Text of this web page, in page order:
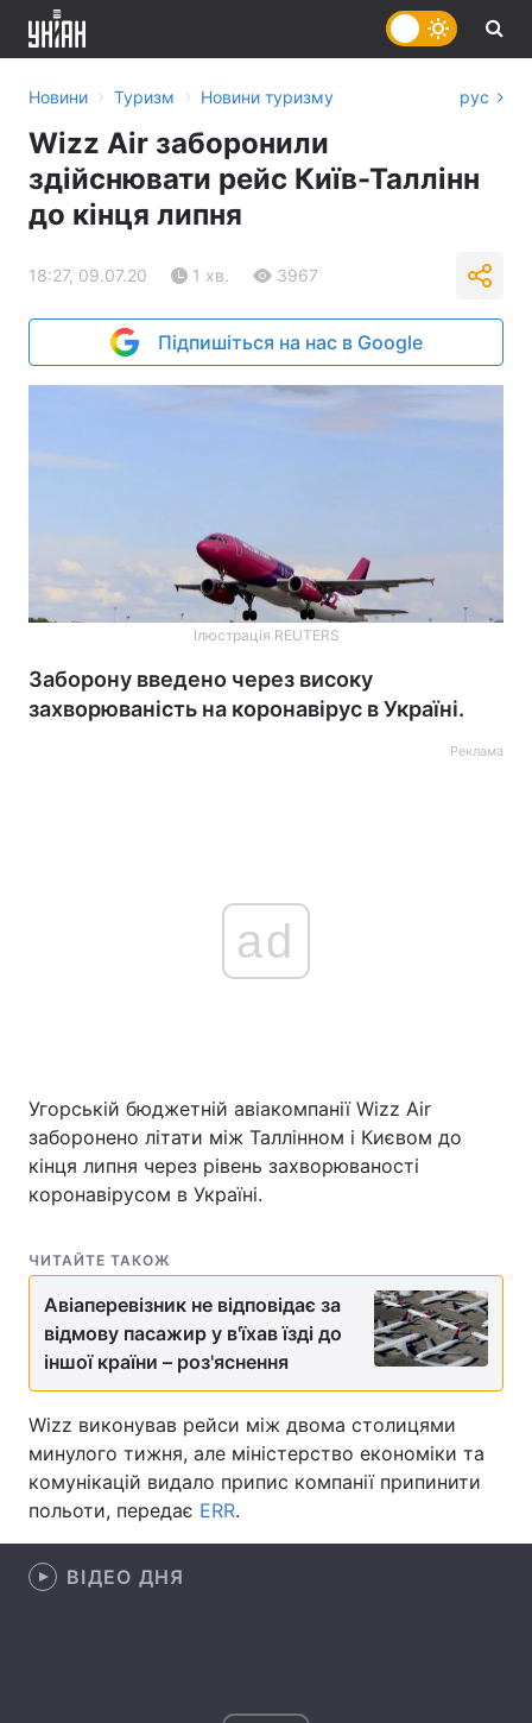
Головна Війна
Економіка Світ
Спорт Наука
Техно і зв'язок Лайт
Зброя Інциденти
Здоров'я Туризм
Екологія
Новини › Туризм › Новини туризму рус
Wizz Air заборонили
здійснювати рейс Київ-Таллінн
до кінця липня
18:27, 09.07.20 1 хв. 3967
Підпишіться на нас в Google
Ілюстрація REUTERS
Заборону введено через високу
захворюваність на коронавірус в Україні.
Реклама
ad
Угорській бюджетній авіакомпанії Wizz Air
заборонено літати між Таллінном і Києвом до
кінця липня через рівень захворюваності
коронавірусом в Україні.
ЧИТАЙТЕ ТАКОЖ
Авіаперевізник не відповідає за
відмову пасажир у в'їхав їзді до
іншої країни – роз'яснення
Wizz виконував рейси між двома столицями
минулого тижня, але міністерство економіки та
комунікацій видало припис компанії припинити
польоти, передає ERR.
ВІДЕО ДНЯ